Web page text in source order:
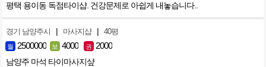
평택 용이동 독점타이샵. 건강문제로 아쉽게 내놓습니다..
경기 남양주시 | 마사지샵 | 40평
월 2500000 보 4000 권 2000
남양주 마석 타이마사지샾